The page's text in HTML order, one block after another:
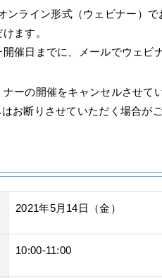
ンライン形式（ウェビナー）
ます。
開催日までに、メールでウェビ
ーの開催をキャンセルさせて
お断りさせていただく場合がご
2021年5月14日（金）
10:00-11:00